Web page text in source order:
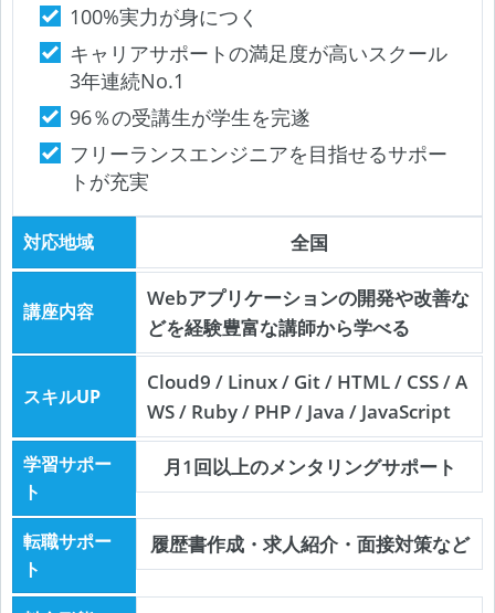
100%実力が身につく
キャリアサポートの満足度が高いスクール
3年連続No.1
96％の受講生が学生を完遂
フリーランスエンジニアを目指せるサポー
トが充実
対応地域 全国
講座内容
Webアプリケーションの開発や改善な
どを経験豊富な講師から学べる
スキルUP
Cloud9 / Linux / Git / HTML / CSS / A
WS / Ruby / PHP / Java / JavaScript
学習サポー
ト
月1回以上のメンタリングサポート
転職サポー
ト
履歴書作成・求人紹介・面接対策など